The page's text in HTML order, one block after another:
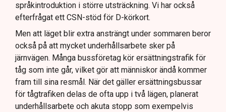
språkintroduktion i större utsträckning. Vi har också
efterfrågat ett CSN-stöd för D-körkort.
Men att läget blir extra ansträngt under sommaren beror
också på att mycket underhållsarbete sker på
järnvägen. Många bussföretag kör ersättningstrafik för
tåg som inte går, vilket gör att människor ändå kommer
fram till sina resmål. När det gäller ersättningsbussar
för tågtrafiken delas de ofta upp i två lägen, planerat
underhållsarbete och akuta stopp som exempelvis